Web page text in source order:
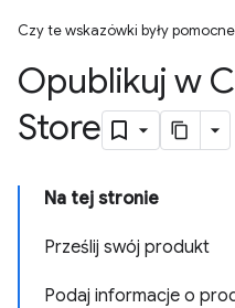
Czy te wskazówki były
Opublikuj w
Store
Na tej stronie
Prześlij swój produkt
Podaj informacje o